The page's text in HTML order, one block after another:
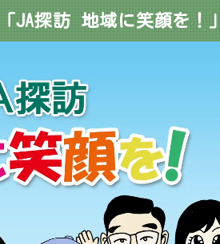
「JA探訪 地域に笑顔を！」